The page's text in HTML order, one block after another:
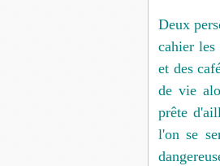
Deux
cahier
et des
de vie
prête
l'on se